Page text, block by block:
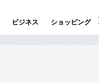
ビジネス ショッピング